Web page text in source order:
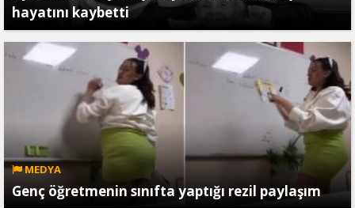
hayatını kaybetti
MEDYA
Genç öğretmenin sınıfta yaptığı rezil paylaşım